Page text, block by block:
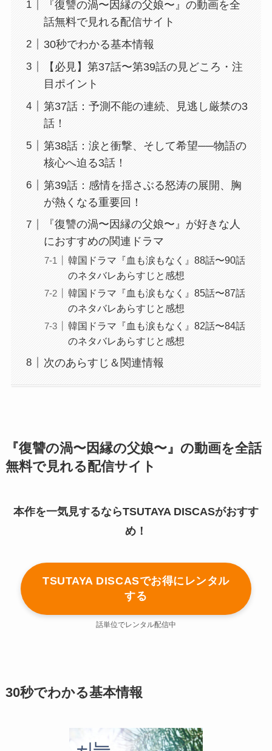
『復讐の渦〜因縁の父娘〜』の動画を全
話無料で見れる配信サイト
30秒でわかる基本情報
【必見】第37話〜第39話の見どころ・注
目ポイント
第37話：予測不能の連続、見逃し厳禁の3
話！
第38話：涙と衝撃、そして希望──物語の
核心へ迫る3話！
第39話：感情を揺さぶる怒涛の展開、胸
が熱くなる重要回！
『復讐の渦〜因縁の父娘〜』が好きな人
におすすめの関連ドラマ
韓国ドラマ『血も涙もなく』88話〜90話
のネタバレあらすじと感想
韓国ドラマ『血も涙もなく』85話〜87話
のネタバレあらすじと感想
韓国ドラマ『血も涙もなく』82話〜84話
のネタバレあらすじと感想
次のあらすじ＆関連情報
『復讐の渦〜因縁の父娘〜』の動画を全話
無料で見れる配信サイト
本作を一気見するならTSUTAYA DISCASがおすす
め！
TSUTAYA DISCASでお得にレンタル
する
話単位でレンタル配信中
30秒でわかる基本情報